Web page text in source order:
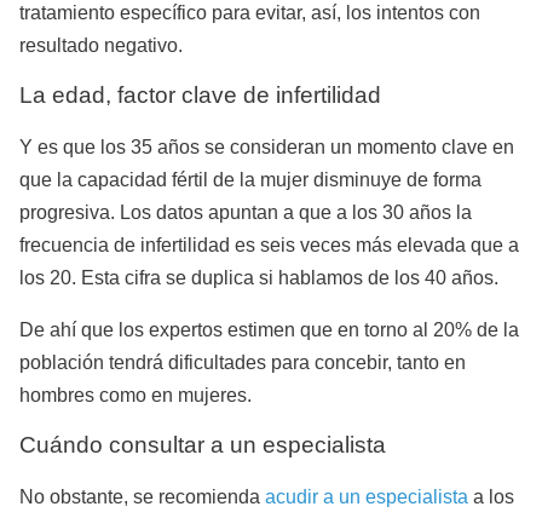
tratamiento específico para evitar, así, los intentos con
resultado negativo.
La edad, factor clave de infertilidad
Y es que los 35 años se consideran un momento clave en
que la capacidad fértil de la mujer disminuye de forma
progresiva. Los datos apuntan a que a los 30 años la
frecuencia de infertilidad es seis veces más elevada que a
los 20. Esta cifra se duplica si hablamos de los 40 años.
De ahí que los expertos estimen que en torno al 20% de la
población tendrá dificultades para concebir, tanto en
hombres como en mujeres.
Cuándo consultar a un especialista
No obstante, se recomienda acudir a un especialista a los